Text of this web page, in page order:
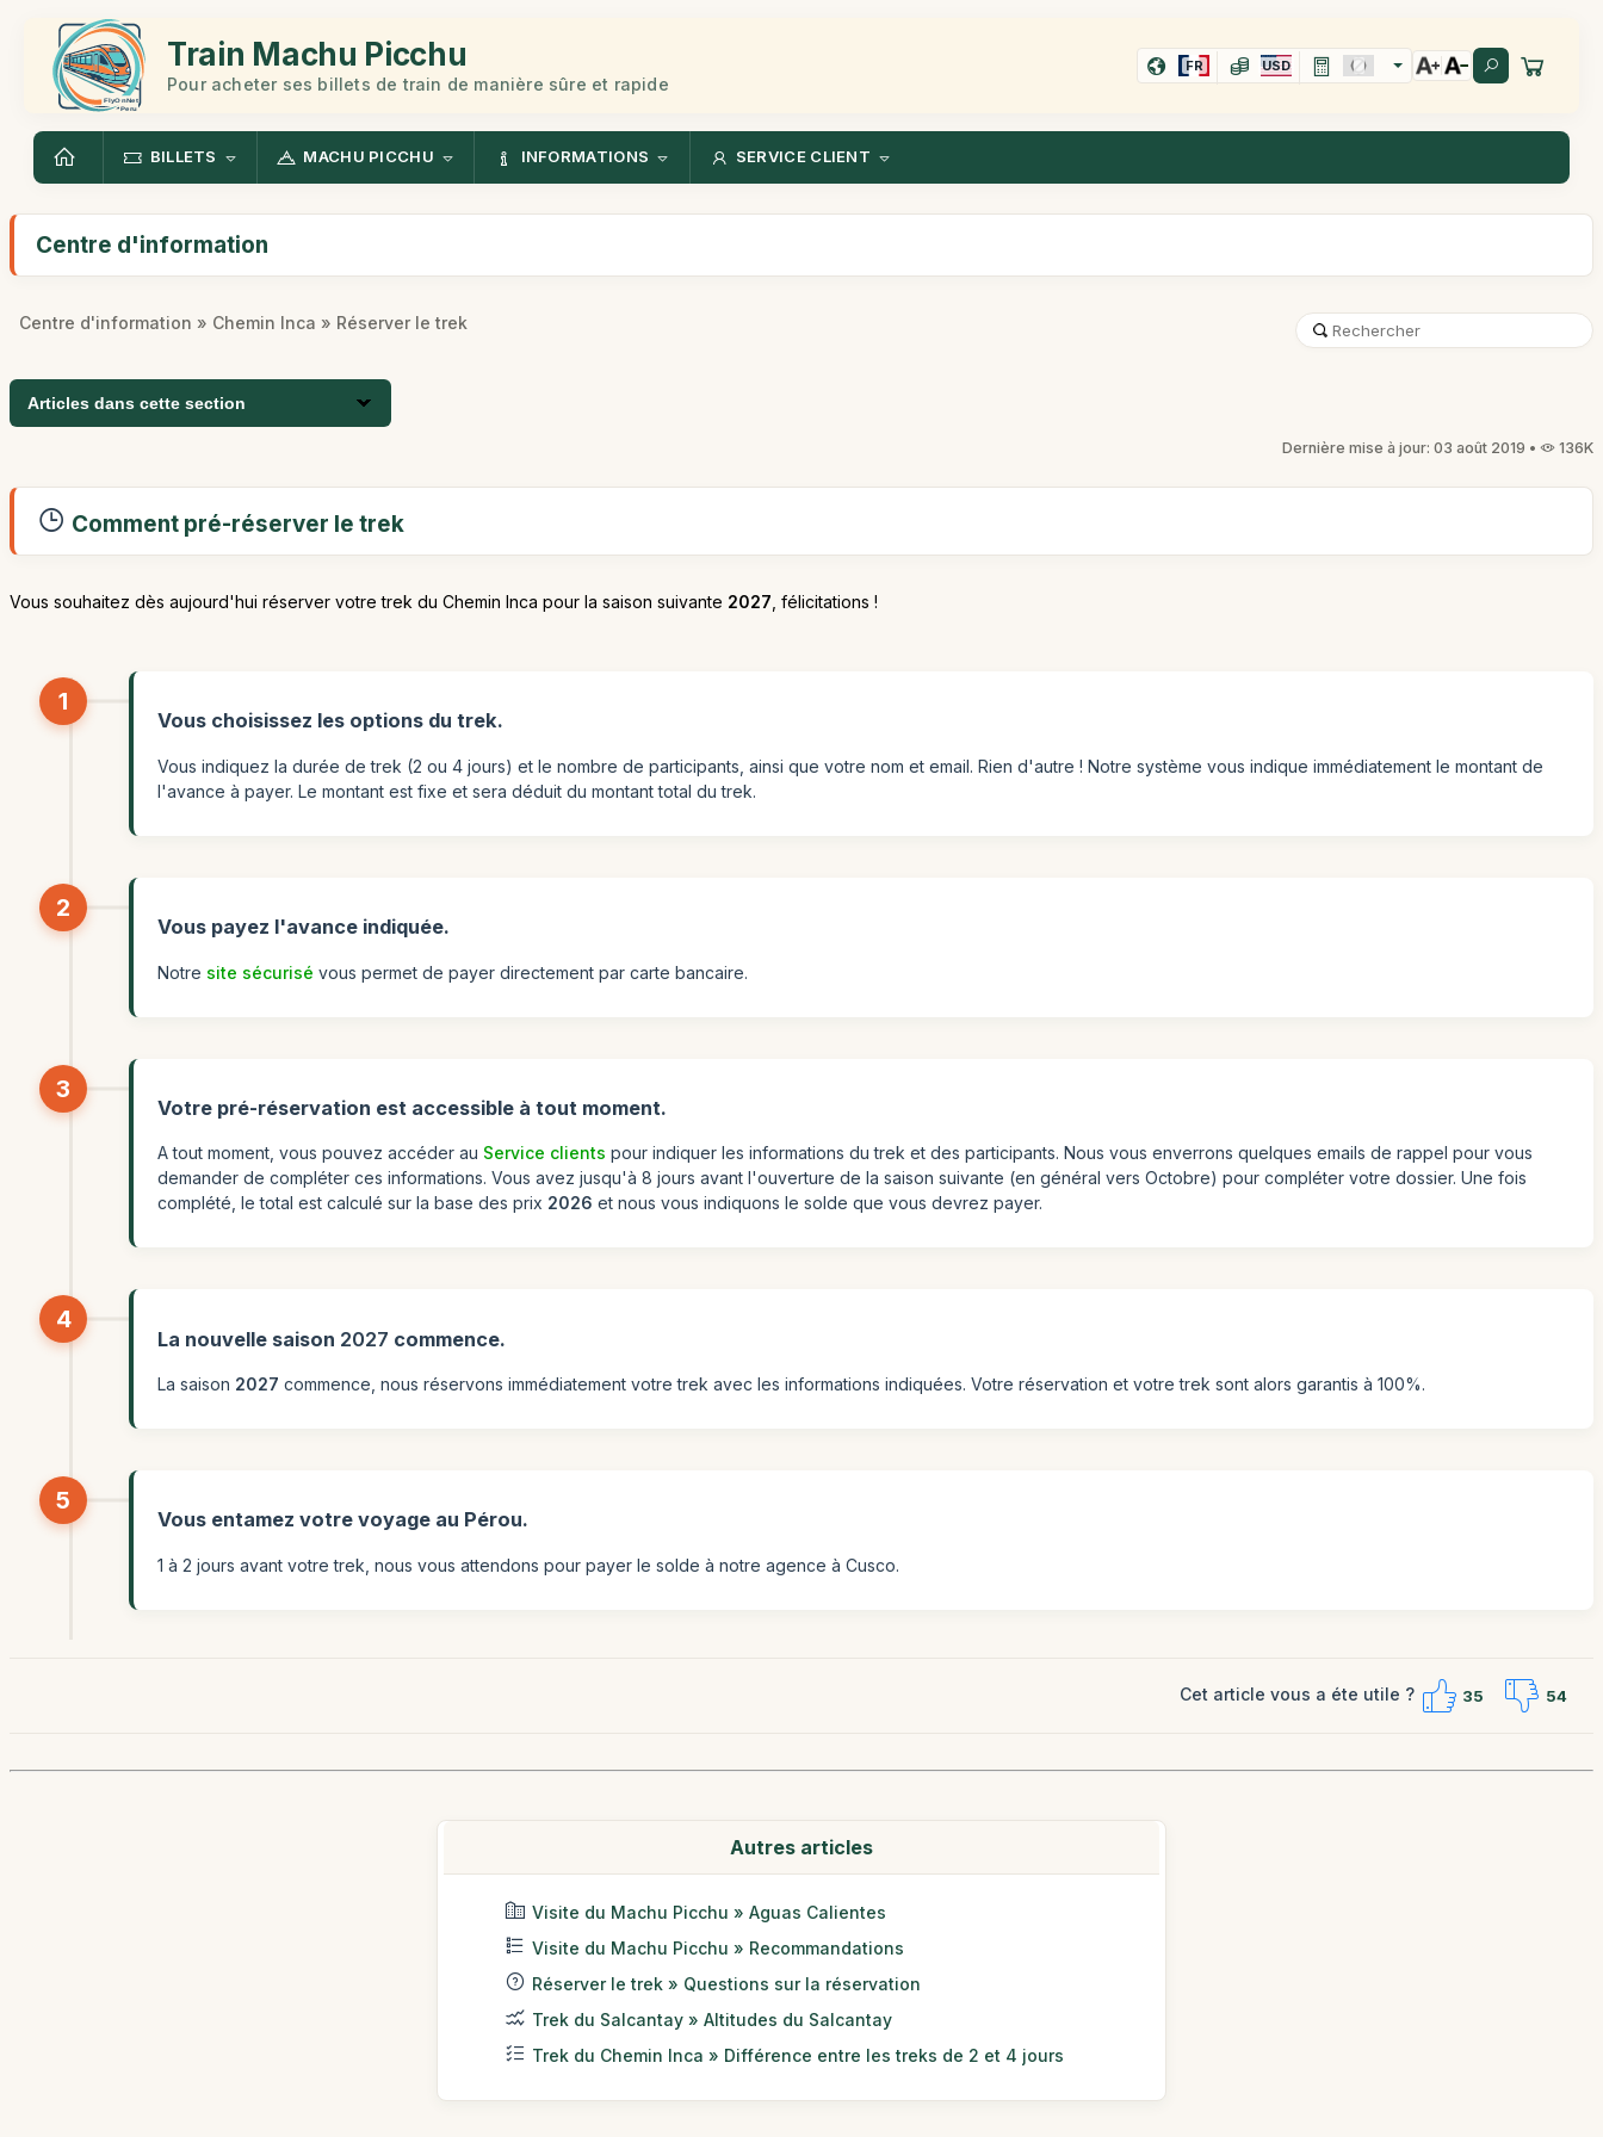
Train Machu Picchu
Pour acheter ses billets de train de manière sûre et rapide
FR USD
BILLETS MACHU PICCHU INFORMATIONS SERVICE CLIENT
Centre d'information
Centre d'information » Chemin Inca » Réserver le trek
Articles dans cette section
Dernière mise à jour: 03 août 2019 • 136K
Comment pré-réserver le trek
Vous souhaitez dès aujourd'hui réserver votre trek du Chemin Inca pour la saison suivante 2027 , félicitations !
1
Vous choisissez les options du trek.
Vous indiquez la durée de trek (2 ou 4 jours) et le nombre de participants, ainsi que votre nom et email. Rien d'autre ! Notre système vous indique immédiatement le montant de
l'avance à payer. Le montant est fixe et sera déduit du montant total du trek.
2
Vous payez l'avance indiquée.
Notre site sécurisé vous permet de payer directement par carte bancaire.
3
Votre pré-réservation est accessible à tout moment.
A tout moment, vous pouvez accéder au Service clients pour indiquer les informations du trek et des participants. Nous vous enverrons quelques emails de rappel pour vous
demander de compléter ces informations. Vous avez jusqu'à 8 jours avant l'ouverture de la saison suivante (en général vers Octobre) pour compléter votre dossier. Une fois
complété, le total est calculé sur la base des prix 2026 et nous vous indiquons le solde que vous devrez payer.
4
La nouvelle saison 2027 commence.
La saison 2027 commence, nous réservons immédiatement votre trek avec les informations indiquées. Votre réservation et votre trek sont alors garantis à 100%.
5
Vous entamez votre voyage au Pérou.
1 à 2 jours avant votre trek, nous vous attendons pour payer le solde à notre agence à Cusco.
Cet article vous a éte utile ? 35 54
Autres articles
Visite du Machu Picchu » Aguas Calientes
Visite du Machu Picchu » Recommandations
Réserver le trek » Questions sur la réservation
Trek du Salcantay » Altitudes du Salcantay
Trek du Chemin Inca » Différence entre les treks de 2 et 4 jours